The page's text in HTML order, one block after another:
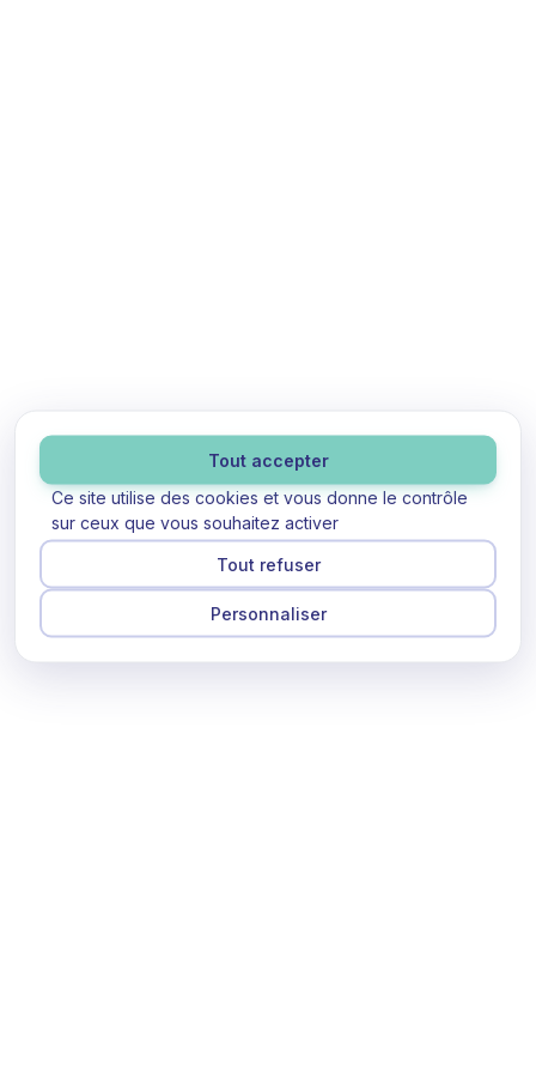
Ce site utilise des cookies et vous donne le contrôle
sur ceux que vous souhaitez activer
Tout accepter
Tout refuser
Personnaliser